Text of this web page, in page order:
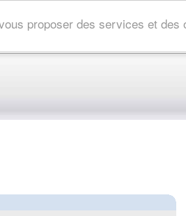
proposer des services et